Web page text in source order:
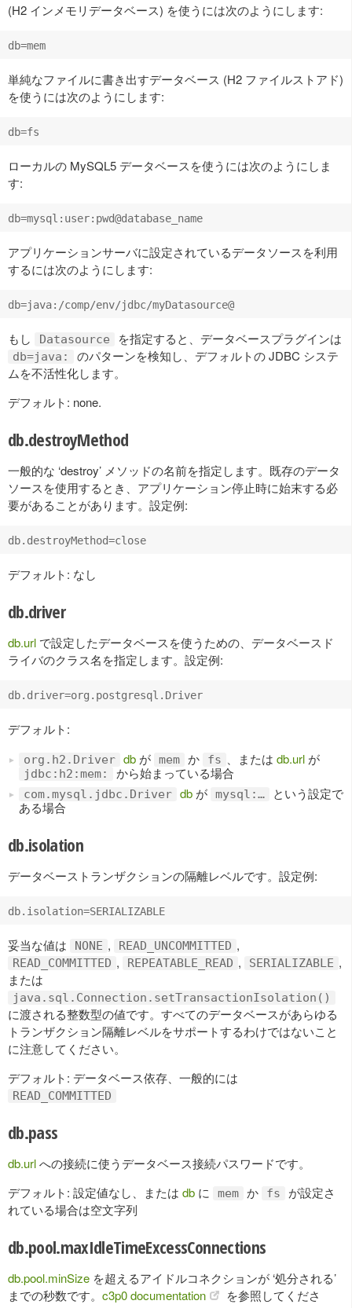
(H2 インメモリデータベース) を使うには次のようにします:
単純なファイルに書き出すデータベース (H2 ファイルストアド)
を使うには次のようにします:
ローカルの MySQL5 データベースを使うには次のようにしま
す:
アプリケーションサーバに設定されているデータソースを利用
するには次のようにします:
もし Datasource を指定すると、データベースプラグインは
db=java:
のパターンを検知し、デフォルトの JDBC システ
ムを不活性化します。
デフォルト: none.
db.destroyMethod
一般的な ‘destroy’ メソッドの名前を指定します。既存のデータ
ソースを使用するとき、アプリケーション停止時に始末する必
要があることがあります。設定例:
デフォルト: なし
db.driver
db.url で設定したデータベースを使うための、データベースド
ライバのクラス名を指定します。設定例:
デフォルト:
org.h2.Driver db が mem か fs 、または db.url が
jdbc:h2:mem: から始まっている場合
com.mysql.jdbc.Driver db が mysql:…
という設定で
ある場合
db.isolation
データベーストランザクションの隔離レベルです。設定例:
妥当な値は NONE , READ_UNCOMMITTED ,
READ_COMMITTED , REPEATABLE_READ , SERIALIZABLE ,
または
java.sql.Connection.setTransactionIsolation()
に渡される整数型の値です。すべてのデータベースがあらゆる
トランザクション隔離レベルをサポートするわけではないこと
に注意してください。
デフォルト: データベース依存、一般的には
READ_COMMITTED
db.pass
db.urlへの接続に使うデータベース接続パスワードです。
デフォルト: 設定値なし、または db に mem か fs
が設定さ
れている場合は空文字列
db.pool.maxIdleTimeExcessConnections
db.pool.minSize を超えるアイドルコネクションが ‘処分される’
までの秒数です。 c3p0 documentation
を参照してくださ